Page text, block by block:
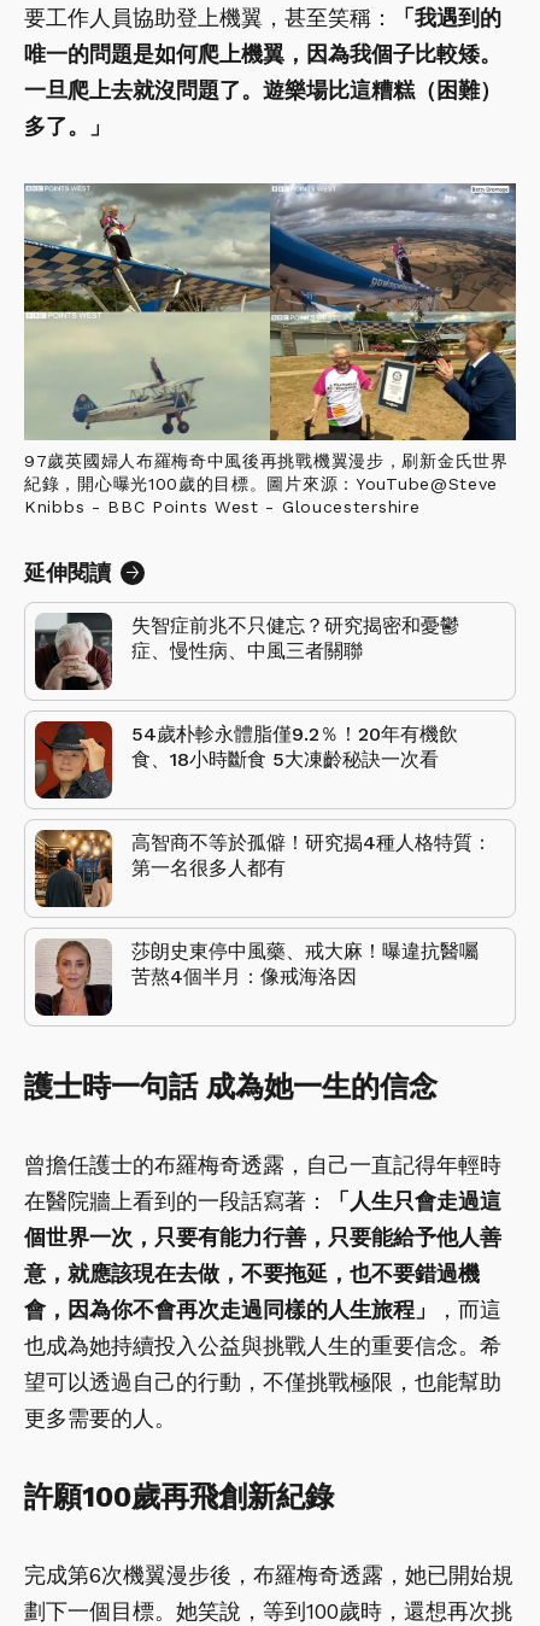
要工作人員協助登上機翼，甚至笑稱：
「我遇到的
唯一的問題是如何爬上機翼，因為我個子比較矮。
一旦爬上去就沒問題了。遊樂場比這糟糕（困難）
多了。」
97歲英國婦人布羅梅奇中風後再挑戰機翼漫步，刷新金氏世界
紀錄，開心曝光100歲的目標。圖片來源：YouTube@Steve
Knibbs - BBC Points West - Gloucestershire
延伸閱讀
失智症前兆不只健忘？研究揭密和憂鬱
症、慢性病、中風三者關聯
54歲朴軫永體脂僅9.2％！20年有機飲
食、18小時斷食 5大凍齡秘訣一次看
高智商不等於孤僻！研究揭4種人格特質：
第一名很多人都有
莎朗史東停中風藥、戒大麻！曝違抗醫囑
苦熬4個半月：像戒海洛因
護士時一句話 成為她一生的信念
曾擔任護士的布羅梅奇透露，自己一直記得年輕時
在醫院牆上看到的一段話寫著：
「人生只會走過這
個世界一次，只要有能力行善，只要能給予他人善
意，就應該現在去做，不要拖延，也不要錯過機
會，因為你不會再次走過同樣的人生旅程」
，而這
也成為她持續投入公益與挑戰人生的重要信念。希
望可以透過自己的行動，不僅挑戰極限，也能幫助
更多需要的人。
許願100歲再飛創新紀錄
完成第6次機翼漫步後，布羅梅奇透露，她已開始規
劃下一個目標。她笑說，等到100歲時，還想再次挑